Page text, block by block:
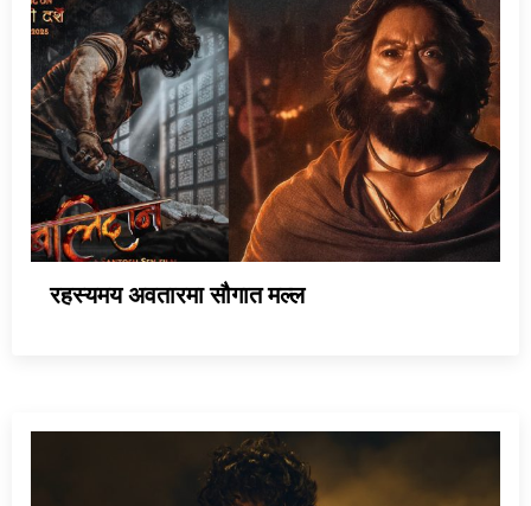
रहस्यमय अवतारमा सौगात मल्ल